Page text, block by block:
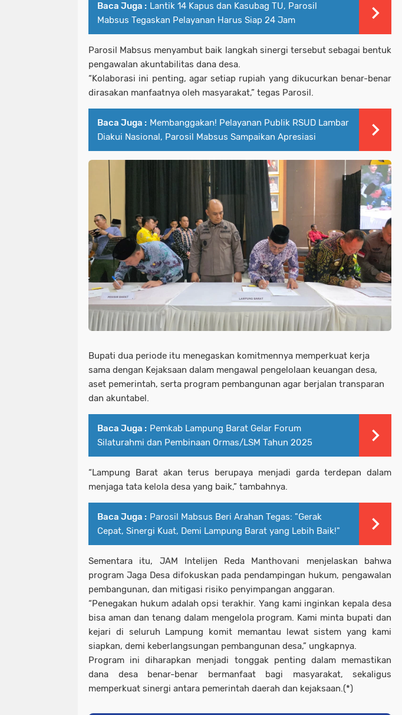
Baca Juga : Lantik 14 Kapus dan Kasubag TU, Parosil
Mabsus Tegaskan Pelayanan Harus Siap 24 Jam
Parosil Mabsus menyambut baik langkah sinergi tersebut sebagai bentuk
pengawalan akuntabilitas dana desa.
“Kolaborasi ini penting, agar setiap rupiah yang dikucurkan benar-benar
dirasakan manfaatnya oleh masyarakat,” tegas Parosil.
Baca Juga : Membanggakan! Pelayanan Publik RSUD Lambar
Diakui Nasional, Parosil Mabsus Sampaikan Apresiasi
Bupati dua periode itu menegaskan komitmennya memperkuat kerja
sama dengan Kejaksaan dalam mengawal pengelolaan keuangan desa,
aset pemerintah, serta program pembangunan agar berjalan transparan
dan akuntabel.
Baca Juga : Pemkab Lampung Barat Gelar Forum
Silaturahmi dan Pembinaan Ormas/LSM Tahun 2025
“Lampung Barat akan terus berupaya menjadi garda terdepan dalam
menjaga tata kelola desa yang baik,” tambahnya.
Baca Juga : Parosil Mabsus Beri Arahan Tegas: "Gerak
Cepat, Sinergi Kuat, Demi Lampung Barat yang Lebih Baik!"
Sementara itu, JAM Intelijen Reda Manthovani menjelaskan bahwa
program Jaga Desa difokuskan pada pendampingan hukum, pengawalan
pembangunan, dan mitigasi risiko penyimpangan anggaran.
“Penegakan hukum adalah opsi terakhir. Yang kami inginkan kepala desa
bisa aman dan tenang dalam mengelola program. Kami minta bupati dan
kejari di seluruh Lampung komit memantau lewat sistem yang kami
siapkan, demi keberlangsungan pembangunan desa,” ungkapnya.
Program ini diharapkan menjadi tonggak penting dalam memastikan
dana desa benar-benar bermanfaat bagi masyarakat, sekaligus
memperkuat sinergi antara pemerintah daerah dan kejaksaan.(*)